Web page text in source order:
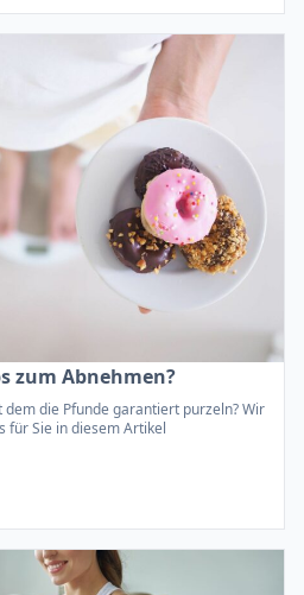
zum Abnehmen?
die Pfunde garantiert purzeln? Wir
für Sie in diesem Artikel